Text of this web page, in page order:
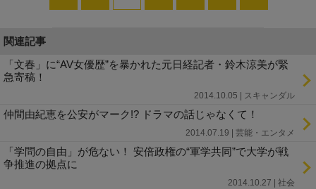
関連記事
「文春」に“AV女優歴”を暴かれた元日経記者・鈴木涼美が緊
急寄稿！
2014.10.05 | スキャンダル
仲間由紀恵を公安がマーク!? ドラマの話じゃなくて！
2014.07.19 | 芸能・エンタメ
「学問の自由」が危ない！ 安倍政権の“軍学共同”で大学が戦
争推進の拠点に
2014.10.27 | 社会